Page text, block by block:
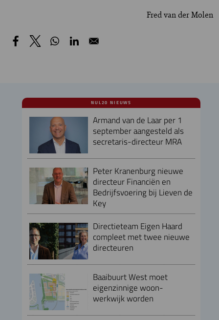
Fred van der Molen
NUL20 NIEUWS
Armand van de Laar per 1
september aangesteld als
secretaris-directeur MRA
Peter Kranenburg nieuwe
directeur Financiën en
Bedrijfsvoering bij Lieven de
Key
Directieteam Eigen Haard
compleet met twee nieuwe
directeuren
Baaibuurt West moet
eigenzinnige woon-
werkwijk worden